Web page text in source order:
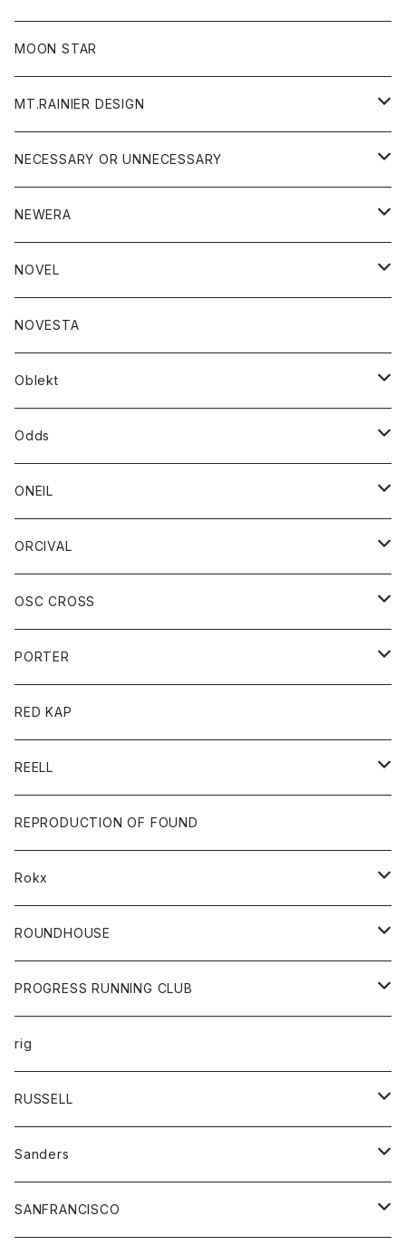
フリース
ジャケット
ニット
パンツ
帽子
MOON STAR
MT.RAINIER DESIGN
アウター
コート
ジャケット
アクセサリー
バッグ
グッズ
ウォレット
靴
トップス
ジャケット
シャツ
ボトム
ショートパンツ
パンツ
レディース
シャツ
Tシャツ
NECESSARY OR UNNECESSARY
アウター
コート
ジャケット
アクセサリー
バッグ
ブレスレット
グッズ
靴
ストール/マフラー
トップス
シャツ
シャツジャケット
ロングスリーブＴシャツ
ボトム
ショートパンツ
ジーンズ
NEWERA
帽子
NOVEL
トップス
カットソー
スエット
ボトム
NOVESTA
Oblekt
ボトム
ショートパンツ
パンツ
レディース
ボトム
Odds
帽子
ONEIL
スカート
ORCIVAL
アウター
コート
ジャケット
アクセサリー
バッグ
キッズ
Tシャツ
帽子
グッズ
靴
バック
トップス
カットソー
カーディガン
ニット
ベスト
ボトムス
ショートパンツ
パンツ
レディース
カットソー
コート
OSC CROSS
ダウンジャケット
PORTER
カードホルダー
キーホルダー
財布
バック
RED KAP
REELL
パンツ
ショートパンツ
REPRODUCTION OF FOUND
Rokx
ボトム
ROUNDHOUSE
エプロン
キッズ
オーバーオール
ボトム
ペインターパンツ
PROGRESS RUNNING CLUB
トップス
Tシャツ
グッズ
帽子
rig
RUSSELL
アウター
コート
スカート
Sanders
グッズ
SANFRANCISCO